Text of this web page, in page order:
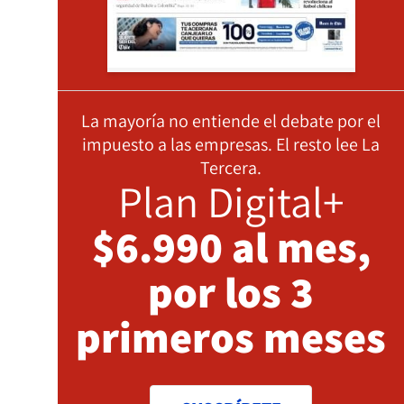
La mayoría no entiende el debate por el
impuesto a las empresas. El resto lee La
Tercera.
Plan Digital+
$6.990 al mes,
por los 3
primeros meses